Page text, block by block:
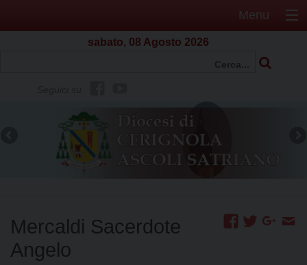
Menu
sabato, 08 Agosto 2026
Mercaldi Sacerdote
Angelo